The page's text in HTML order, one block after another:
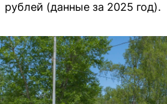
рублей (данные за 2025 год).